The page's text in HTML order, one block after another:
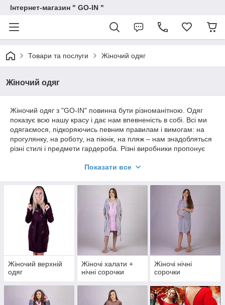
Інтернет-магазин " GO-IN "
Товари та послуги Жіночий одяг
Жіночий одяг
Жіночий одяг з "GO-IN" повинна бути різноманітною. Одяг
показує всю нашу красу і дає нам впевненість в собі. Всі ми
одягаємося, підкоряючись певним правилам і вимогам: на
прогулянку, на роботу, на пікнік, на пляж – нам знадобляться
різні стилі і предмети гардероба. Різні виробники пропонує
трикотажного полотна. Наші виробники за останні роки дуже
нашим фабрикам, а не вітчизняних.Як же приємно,
прийшовши додому, перевдягнутися у затишні речі, в яких
зручно і комфортно.
Показати все
Жіночий верхній
одяг
Жіночі халати +
нічні сорочки
Жіночі нічні
сорочки